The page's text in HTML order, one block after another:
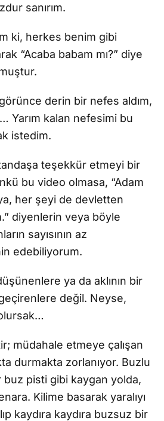
sanırım.
ki, herkes benim gibi
“Acaba babam mı?” diye
görünce derin bir nefes aldım,
Yarım kalan nefesimi bu
istedim.
teşekkür etmeyi bir
bu video olmasa, “Adam
her şeyi de devletten
diyenlerin veya böyle
sayısının az
edebiliyorum.
ya da aklının bir
değil. Neyse,
müdahale etmeye çalışan
durmakta zorlanıyor. Buzlu
pisti gibi kaygan yolda,
Kilime basarak yaralıyı
kaydıra kaydıra buzsuz bir